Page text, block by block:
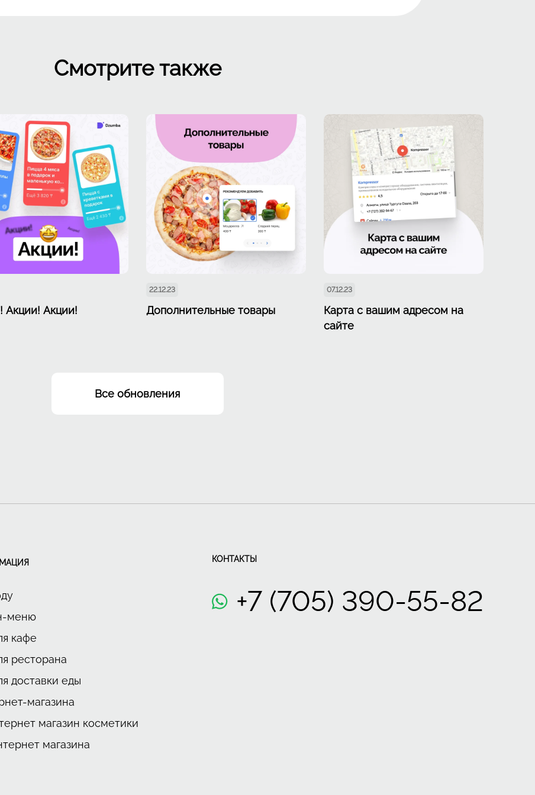
Смотрите также
Акции! Акции!
22.12.23
Дополнительные товары
07.12.23
Карта с вашим адресом на
сайте
Все обновления
КОНТАКТЫ
+7 (705) 390-55-82
меню
кафе
ресторана
доставки еды
магазина
магазин косметики
магазина